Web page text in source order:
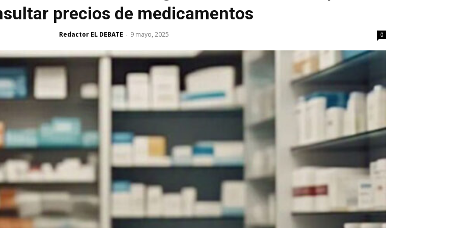
precios de medicamentos
Redactor EL DEBATE - 9 mayo, 2025 0